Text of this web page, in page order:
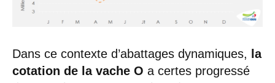
Dans ce contexte d’abattages dynamiques, la
cotation de la vache O a certes progressé